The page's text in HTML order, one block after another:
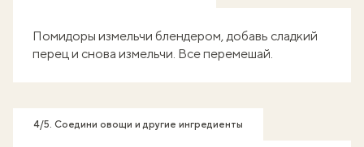
Помидоры измельчи блендером, добавь сладкий
перец и снова измельчи. Все перемешай.
4/5. Соедини овощи и другие ингредиенты